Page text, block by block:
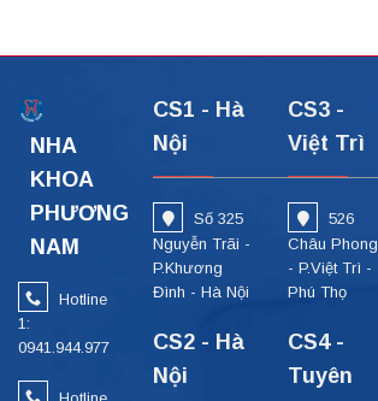
NHA
KHOA
PHƯƠNG
NAM
Hotline
1:
0941.944.977
CS1 - Hà
Nội
Số 325
Nguyễn Trãi -
P.Khương
Đình - Hà Nội
CS2 - Hà
Nội
CS3 -
Việt Trì
526
Châu Phong
- P.Việt Trì -
Phú Thọ
CS4 -
Tuyên